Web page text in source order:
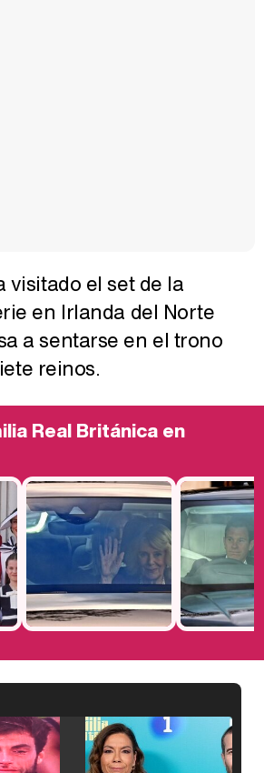
visitado el set de la
en Irlanda del Norte
a sentarse en el trono
reinos.
Real Británica en